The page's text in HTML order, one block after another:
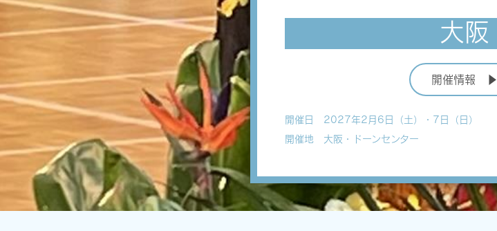
大阪
開催情報 ▶
開催日 2027年2月6日（土）・7日（日）
開催地 大阪・ドーンセンター